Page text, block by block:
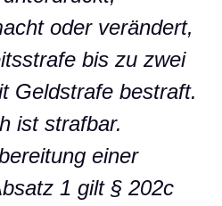
oder verändert,
bis zu zwei
Geldstrafe bestraft.
ist strafbar.
einer
1 gilt § 202c